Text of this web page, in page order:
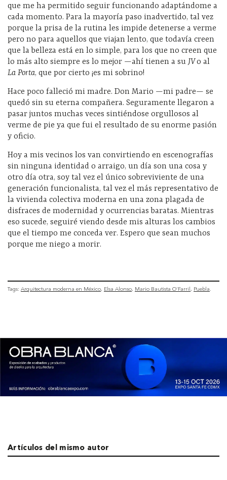
que me ha permitido seguir funcionando adaptándome a
cada momento. Para la mayoría paso inadvertido, tal vez
porque la prisa de la rutina les impide detenerse a verme
pero no para aquellos que viajan lento, que todavía creen
que la belleza está en lo simple, para los que no creen que
lo más alto siempre es lo mejor —ahí tienen a su JVo al
La Porta, que por cierto ¡es mi sobrino!
Hace poco falleció mi madre. Don Mario —mi padre— se
quedó sin su eterna compañera. Seguramente llegaron a
pasar juntos muchas veces sintiéndose orgullosos al
verme de pie ya que fui el resultado de su enorme pasión
y oficio.
Hoy a mis vecinos los van convirtiendo en escenografías
sin ninguna identidad o arraigo, un día son una cosa y
otro día otra, soy tal vez el único sobreviviente de una
generación funcionalista, tal vez el más representativo de
la vivienda colectiva moderna en una zona plagada de
disfraces de modernidad y ocurrencias baratas. Mientras
eso sucede, seguiré viendo desde mis alturas los cambios
que el tiempo me conceda ver. Espero que sean muchos
porque me niego a morir.
Tags: Arquitectura moderna en México Elsa Alonso Mario Bautista O'Farril Puebla
Artículos del mismo autor